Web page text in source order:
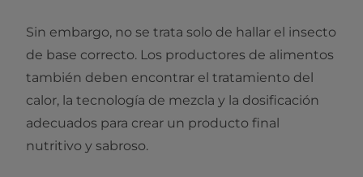
Sin embargo, no se trata solo de hallar el insecto
de base correcto. Los productores de alimentos
también deben encontrar el tratamiento del
calor, la tecnología de mezcla y la dosificación
adecuados para crear un producto final
nutritivo y sabroso.